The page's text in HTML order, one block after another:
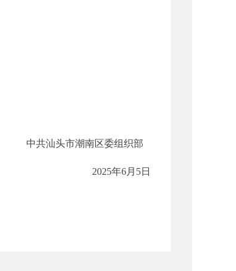
中共汕头市潮南区委组织部
2025年6月5日